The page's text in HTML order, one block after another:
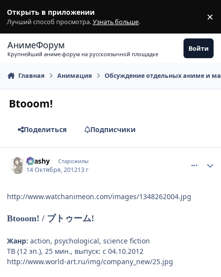
Открыть в приложении
Лучший способ просмотра.Узнать больше. ×
АнимеФорум
Крупнейший аниме-форум на русскоязычной площадке
Войти
Главная Анимация Обсуждение отдельных аниме и
Btooom!
Поделиться Подписчики
Arashy Старожилы
14 Октября, 201213 г
http://www.watchanimeon.com/images/1348262004.jpg
Btooom! / ブトゥーム!
Жанр: action, psychological, science fiction
ТВ (12 эп.), 25 мин., выпуск: c 04.10.2012
http://www.world-art.ru/img/company_new/25.jpg